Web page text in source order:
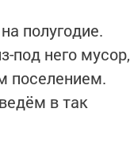
полугодие.
под него мусор,
поселением.
в так